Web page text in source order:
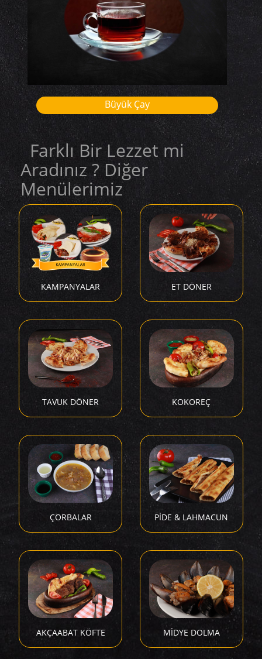
Büyük Çay
Farklı Bir Lezzet mi
Aradınız ? Diğer
Menülerimiz
KAMPANYALAR ET DÖNER
TAVUK DÖNER KOKOREÇ
ÇORBALAR PİDE & LAHMACUN
AKÇAABAT KÖFTE MİDYE DOLMA